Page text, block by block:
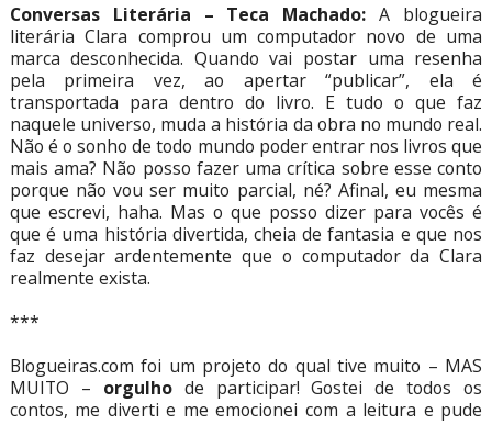
Conversas Literária – Teca Machado: A blogueira
literária Clara comprou um computador novo de uma
marca desconhecida. Quando vai postar uma resenha
pela primeira vez, ao apertar “publicar”, ela é
transportada para dentro do livro. E tudo o que faz
naquele universo, muda a história da obra no mundo real.
Não é o sonho de todo mundo poder entrar nos livros que
mais ama? Não posso fazer uma crítica sobre esse conto
porque não vou ser muito parcial, né? Afinal, eu mesma
que escrevi, haha. Mas o que posso dizer para vocês é
que é uma história divertida, cheia de fantasia e que nos
faz desejar ardentemente que o computador da Clara
realmente exista.
***
Blogueiras.com foi um projeto do qual tive muito – MAS
MUITO – orgulho de participar! Gostei de todos os
contos, me diverti e me emocionei com a leitura e pude